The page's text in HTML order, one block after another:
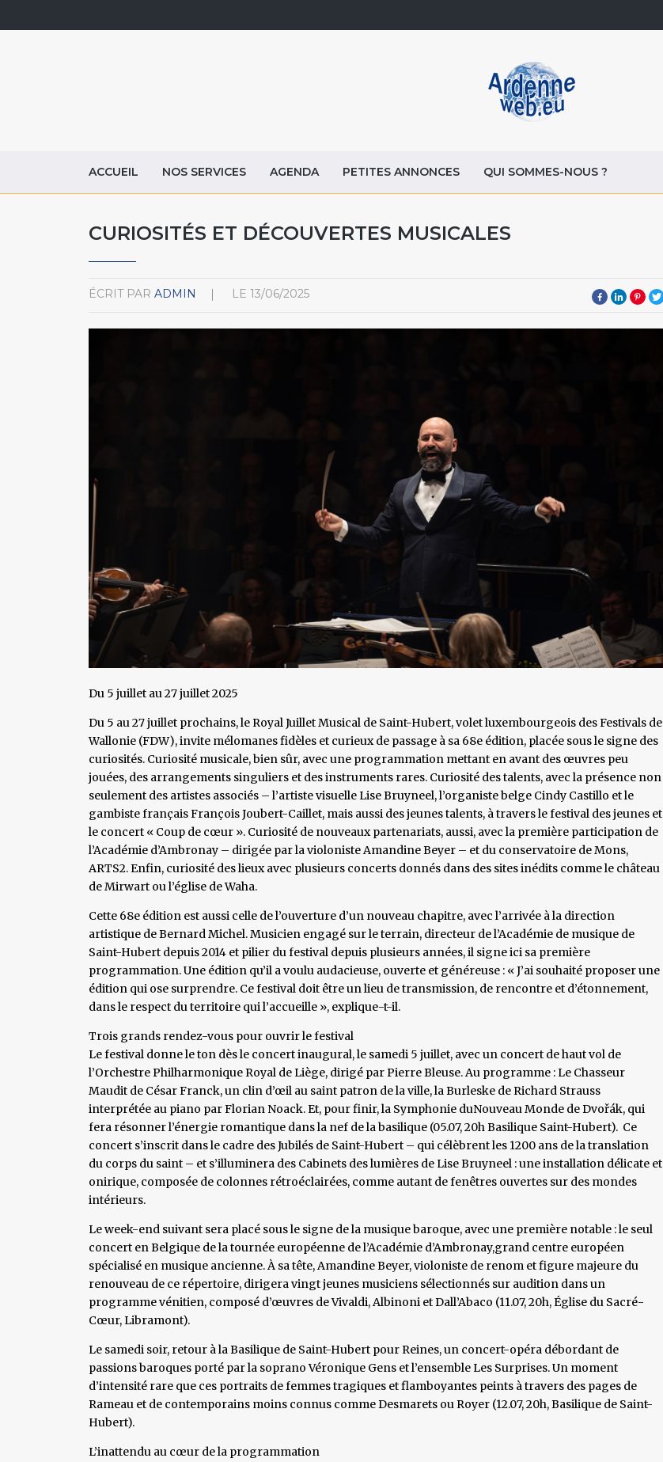
ACCUEIL NOS SERVICES AGENDA PETITES ANNONCES QUI SOMMES-NOUS ?
CURIOSITÉS ET DÉCOUVERTES MUSICALES
ÉCRIT PAR ADMIN LE 13/06/2025
Du 5 juillet au 27 juillet 2025
Du 5 au 27 juillet prochains, le Royal Juillet Musical de Saint-Hubert, volet luxembourgeois des Festivals de
Wallonie (FDW), invite mélomanes fidèles et curieux de passage à sa 68e édition, placée sous le signe des
curiosités. Curiosité musicale, bien sûr, avec une programmation mettant en avant des œuvres peu
jouées, des arrangements singuliers et des instruments rares. Curiosité des talents, avec la présence non
seulement des artistes associés – l’artiste visuelle Lise Bruyneel, l’organiste belge Cindy Castillo et le
gambiste français François Joubert-Caillet, mais aussi des jeunes talents, à travers le festival des jeunes et
le concert « Coup de cœur ». Curiosité de nouveaux partenariats, aussi, avec la première participation de
l’Académie d’Ambronay – dirigée par la violoniste Amandine Beyer – et du conservatoire de Mons,
ARTS2. Enfin, curiosité des lieux avec plusieurs concerts donnés dans des sites inédits comme le château
de Mirwart ou l’église de Waha.
Cette 68e édition est aussi celle de l’ouverture d’un nouveau chapitre, avec l’arrivée à la direction
artistique de Bernard Michel. Musicien engagé sur le terrain, directeur de l’Académie de musique de
Saint-Hubert depuis 2014 et pilier du festival depuis plusieurs années, il signe ici sa première
programmation. Une édition qu’il a voulu audacieuse, ouverte et généreuse : « J’ai souhaité proposer une
édition qui ose surprendre. Ce festival doit être un lieu de transmission, de rencontre et d’étonnement,
dans le respect du territoire qui l’accueille », explique-t-il.
Trois grands rendez-vous pour ouvrir le festival
Le festival donne le ton dès le concert inaugural, le samedi 5 juillet, avec un concert de haut vol de
l’Orchestre Philharmonique Royal de Liège, dirigé par Pierre Bleuse. Au programme : Le Chasseur
Maudit de César Franck, un clin d’œil au saint patron de la ville, la Burleske de Richard Strauss
interprétée au piano par Florian Noack. Et, pour finir, la Symphonie duNouveau Monde de Dvořák, qui
fera résonner l’énergie romantique dans la nef de la basilique (05.07, 20h Basilique Saint-Hubert). Ce
concert s’inscrit dans le cadre des Jubilés de Saint-Hubert – qui célèbrent les 1200 ans de la translation
du corps du saint – et s’illuminera des Cabinets des lumières de Lise Bruyneel : une installation délicate et
onirique, composée de colonnes rétroéclairées, comme autant de fenêtres ouvertes sur des mondes
intérieurs.
Le week-end suivant sera placé sous le signe de la musique baroque, avec une première notable : le seul
concert en Belgique de la tournée européenne de l’Académie d’Ambronay,grand centre européen
spécialisé en musique ancienne. À sa tête, Amandine Beyer, violoniste de renom et figure majeure du
renouveau de ce répertoire, dirigera vingt jeunes musiciens sélectionnés sur audition dans un
programme vénitien, composé d’œuvres de Vivaldi, Albinoni et Dall’Abaco (11.07, 20h, Église du Sacré-
Cœur, Libramont).
Le samedi soir, retour à la Basilique de Saint-Hubert pour Reines, un concert-opéra débordant de
passions baroques porté par la soprano Véronique Gens et l’ensemble Les Surprises. Un moment
d’intensité rare que ces portraits de femmes tragiques et flamboyantes peints à travers des pages de
Rameau et de contemporains moins connus comme Desmarets ou Royer (12.07, 20h, Basilique de Saint-
Hubert).
L’inattendu au cœur de la programmation